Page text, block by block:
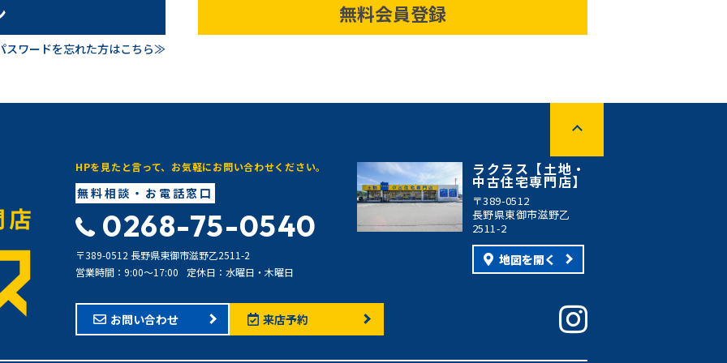
スワードを忘れた方はこちら≫
無料会員登録
HPを見たと言って、お気軽にお問い合わせください。
無料相談・お電話窓口
0268-75-0540
〒389-0512 長野県東御市滋野乙2511-2
営業時間：9:00〜17:00
定休日：水曜日・木曜日
ラクラス【土地・
中古住宅専門店】
〒389-0512
長野県東御市滋野乙
2511-2
地図を開く
お問い合わせ 来店予約